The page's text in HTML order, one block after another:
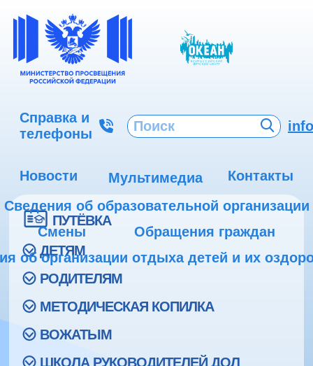
Справка и
телефоны
Новости Мультимедиа
Контакты
Сведения об образовательной организации
Смены
Обращения граждан
об организации отдыха детей и их
ПУТЁВКА
ДЕТЯМ
РОДИТЕЛЯМ
МЕТОДИЧЕСКАЯ КОПИЛКА
ВОЖАТЫМ
ШКОЛА РУКОВОДИТЕЛЕЙ ДОЛ